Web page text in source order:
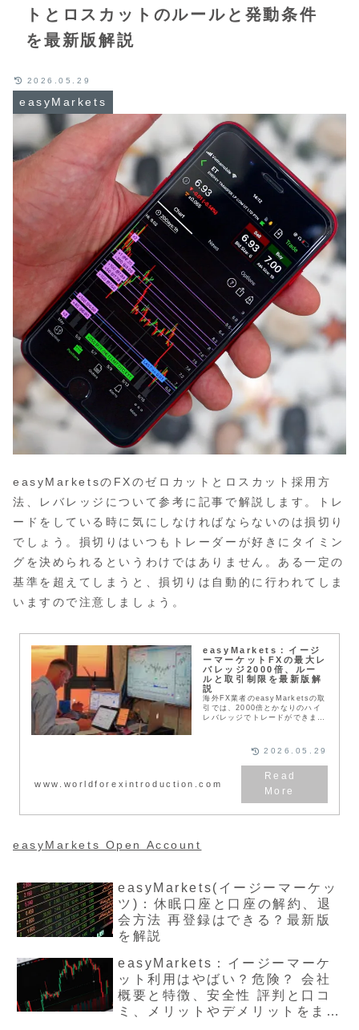
トとロスカットのルールと発動条件
を最新版解説
easyMarkets
2026.05.29
easyMarketsのFXのゼロカットとロスカット採用方
法、レバレッジについて参考に記事で解説します。トレ
ードをしている時に気にしなければならないのは損切り
でしょう。損切りはいつもトレーダーが好きにタイミン
グを決められるというわけではありません。ある一定の
基準を超えてしまうと、損切りは自動的に行われてしま
いますので注意しましょう。
easyMarkets：イージ
ーマーケットFXの最大レ
バレッジ2000倍、ルー
ルと取引制限を最新版解
説
海外FX業者のeasyMarketsの取
引では、2000倍とかなりのハイ
レバレッジでトレードができま
easyMarketsの場合はゼロカッ
トにも対応しているので、入金し
た証拠金以上に損失を被る心配も
ありません。
www.worldforexintroduction.com
2026.05.29
easyMarkets Open Account
easyMarkets(イージーマーケッ
ツ)：休眠口座と口座の解約、退
会方法 再登録はできる？最新版
を解説
easyMarkets：イージーマーケ
ット利用はやばい？危険？ 会社
概要と特徴、安全性 評判と口コ
ミ、メリットやデメリットをまと